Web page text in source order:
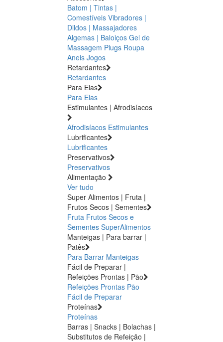
Batom | Tintas |
Comestíveis Vibradores |
Dildos | Massajadores
Algemas | Baloiços Gel de
Massagem Plugs Roupa
Aneis Jogos
Retardantes
Retardantes
Para Elas
Para Elas
Estimulantes | Afrodisíacos
Afrodisíacos Estimulantes
Lubrificantes
Lubrificantes
Preservativos
Preservativos
Alimentação
Ver tudo
Super Alimentos | Fruta |
Frutos Secos | Sementes
Fruta Frutos Secos e
Sementes SuperAlimentos
Manteigas | Para barrar |
Patês
Para Barrar Manteigas
Fácil de Preparar |
Refeições Prontas | Pão
Refeições Prontas Pão
Fácil de Preparar
Proteínas
Proteínas
Barras | Snacks | Bolachas |
Substitutos de Refeição |